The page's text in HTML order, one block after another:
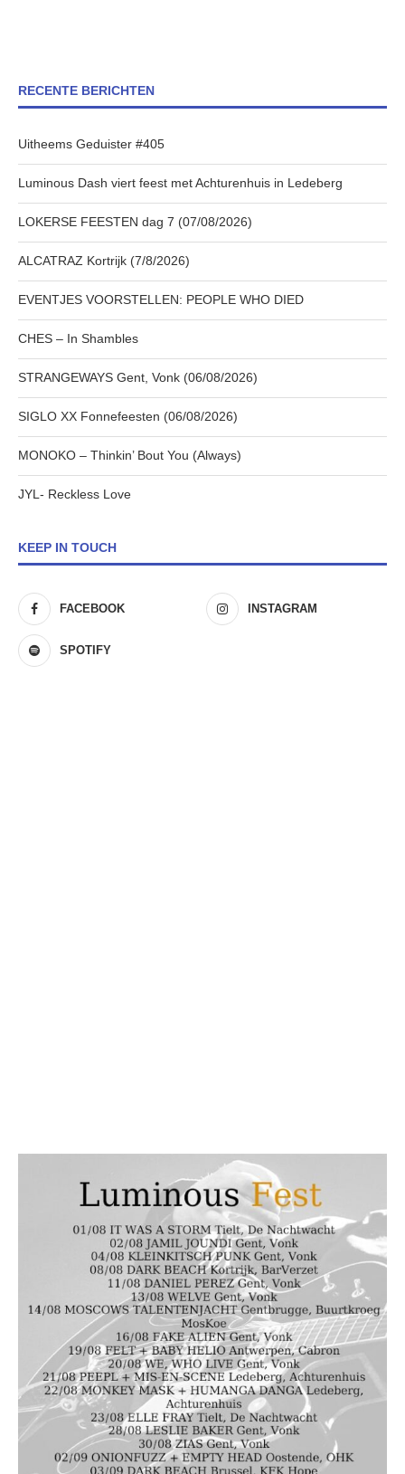
RECENTE BERICHTEN
Uitheems Geduister #405
Luminous Dash viert feest met Achturenhuis in Ledeberg
LOKERSE FEESTEN dag 7 (07/08/2026)
ALCATRAZ Kortrijk (7/8/2026)
EVENTJES VOORSTELLEN: PEOPLE WHO DIED
CHES – In Shambles
STRANGEWAYS Gent, Vonk (06/08/2026)
SIGLO XX Fonnefeesten (06/08/2026)
MONOKO – Thinkin’ Bout You (Always)
JYL- Reckless Love
KEEP IN TOUCH
FACEBOOK INSTAGRAM
SPOTIFY